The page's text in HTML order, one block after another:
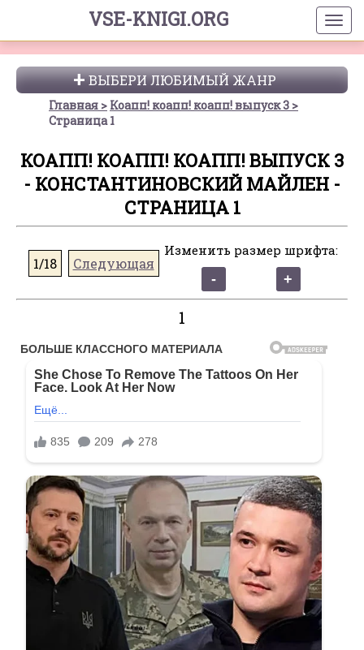
VSE-KNIGI.ORG
ВЫБЕРИ ЛЮБИМЫЙ ЖАНР
Главная
Коапп! коапп! коапп! выпуск 3
Страница 1
КОАПП! КОАПП! КОАПП! ВЫПУСК 3
- КОНСТАНТИНОВСКИЙ МАЙЛЕН -
СТРАНИЦА 1
1/18 Следующая
Изменить размер шрифта:
1